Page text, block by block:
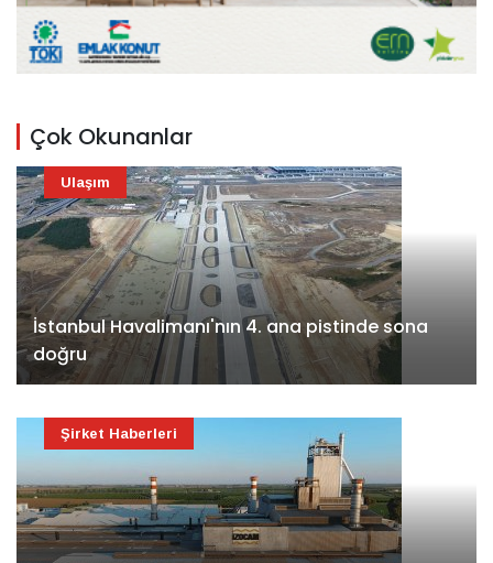
Çok Okunanlar
İstanbul Havalimanı'nın 4. ana pistinde sona
doğru
Ulaşım
Şirket Haberleri